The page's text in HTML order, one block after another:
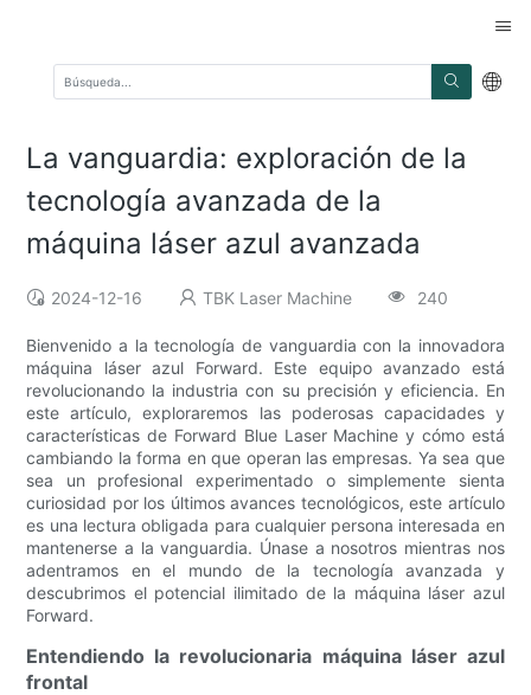
La vanguardia: exploración de la
tecnología avanzada de la
máquina láser azul avanzada
2024-12-16 TBK Laser Machine 240
Bienvenido a la tecnología de vanguardia con la innovadora
máquina láser azul Forward. Este equipo avanzado está
revolucionando la industria con su precisión y eficiencia. En
este artículo, exploraremos las poderosas capacidades y
características de Forward Blue Laser Machine y cómo está
cambiando la forma en que operan las empresas. Ya sea que
sea un profesional experimentado o simplemente sienta
curiosidad por los últimos avances tecnológicos, este artículo
es una lectura obligada para cualquier persona interesada en
mantenerse a la vanguardia. Únase a nosotros mientras nos
adentramos en el mundo de la tecnología avanzada y
descubrimos el potencial ilimitado de la máquina láser azul
Forward.
Entendiendo la revolucionaria máquina láser azul
frontal